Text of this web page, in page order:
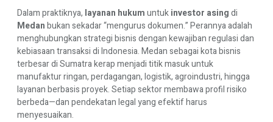
Dalam praktiknya, layanan hukumuntukinvestor asingdi
Medanbukan sekadar “mengurus dokumen.” Perannya adalah
menghubungkan strategi bisnis dengan kewajiban regulasi dan
kebiasaan transaksi di Indonesia. Medan sebagai kota bisnis
terbesar di Sumatra kerap menjadi titik masuk untuk
manufaktur ringan, perdagangan, logistik, agroindustri, hingga
layanan berbasis proyek. Setiap sektor membawa profil risiko
berbeda—dan pendekatan legal yang efektif harus
menyesuaikan.